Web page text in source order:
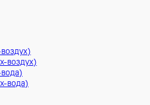
воздух)
воздух)